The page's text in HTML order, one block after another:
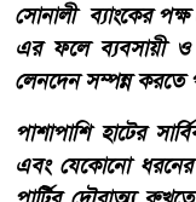
সোনালী ব্যাংকের
এর ফলে ব্যবসায়ী ও
লেনদেন সম্পন্ন করতে
পাশাপাশি হাটের
এবং যেকোনো ধরনের